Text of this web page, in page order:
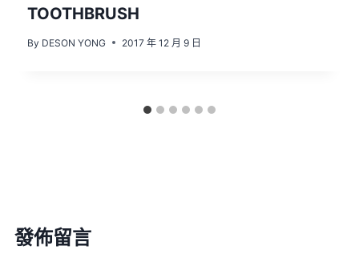
TOOTHBRUSH
By DESON YONG 2017 年 12 月 9 日
發佈留言